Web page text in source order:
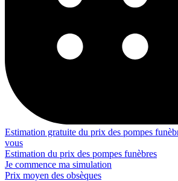
Estimation gratuite du prix des pompes
vous
Estimation du prix des pompes funèbres
Je commence ma simulation
Prix moyen des obsèques